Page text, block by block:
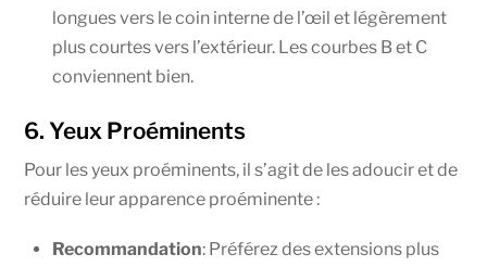
longues vers le coin interne de l’œil et légèrement
plus courtes vers l’extérieur. Les courbes B et C
conviennent bien.
6. Yeux Proéminents
Pour les yeux proéminents, il s’agit de les adoucir et de
réduire leur apparence proéminente :
Recommandation: Préférez des extensions plus